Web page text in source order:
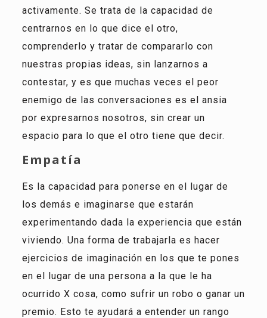
activamente. Se trata de la capacidad de
centrarnos en lo que dice el otro,
comprenderlo y tratar de compararlo con
nuestras propias ideas, sin lanzarnos a
contestar, y es que muchas veces el peor
enemigo de las conversaciones es el ansia
por expresarnos nosotros, sin crear un
espacio para lo que el otro tiene que decir.
Empatía
Es la capacidad para ponerse en el lugar de
los demás e imaginarse que estarán
experimentando dada la experiencia que están
viviendo. Una forma de trabajarla es hacer
ejercicios de imaginación en los que te pones
en el lugar de una persona a la que le ha
ocurrido X cosa, como sufrir un robo o ganar un
premio. Esto te ayudará a entender un rango